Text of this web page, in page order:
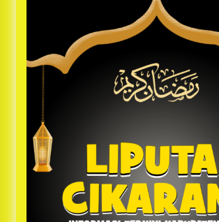
Kodim 0509 Kabupaten
Perahu Bantuan Dari
1 tahun ago
Jelang Ramadhan,
Gelar STQ ke-VII
1 tahun ago